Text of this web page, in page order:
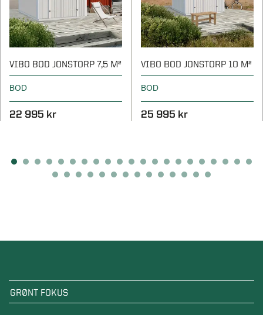
VIBO BOD JONSTORP 7,5 M²
BOD
22 995 kr
VIBO BOD JONSTORP 10 M²
BOD
25 995 kr
GRØNT FOKUS